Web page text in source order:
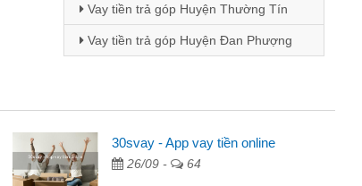
Vay tiền trả góp Huyện Thường Tín
Vay tiền trả góp Huyện Đan Phượng
quảng cáo trên facebook. Tôi là
30svay - App vay tiền online
26/09 - 64